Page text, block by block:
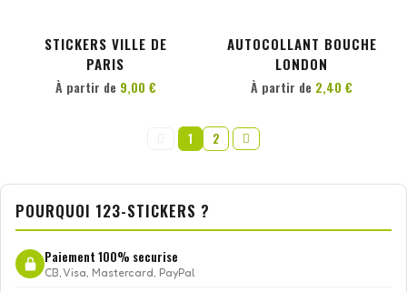
STICKERS VILLE DE
PARIS
À partir de 9,00 €
AUTOCOLLANT BOUCHE
LONDON
À partir de 2,40 €
1 2
POURQUOI 123-STICKERS ?
Paiement 100% securise
CB, Visa, Mastercard, PayPal